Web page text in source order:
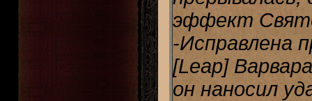
эффект
-Исправлена
[Leap]
он наносил